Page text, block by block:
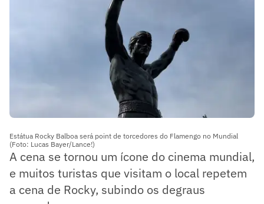
Estátua Rocky Balboa será point de torcedores do Flamengo no Mundial
(Foto: Lucas Bayer/Lance!)
A cena se tornou um ícone do cinema mundial,
e muitos turistas que visitam o local repetem
a cena de Rocky, subindo os degraus